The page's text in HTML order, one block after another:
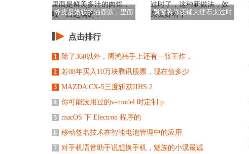
外皮是嫩软的油面筋，里面
飘窗装修还铺大理石太过时
点击排行
1 除了360以外，周鸿祎手上还有一张王炸，
2 若08年买入10万块腾讯股票，现在值多少
3 MAZDA CX-5三度斩获IIHS 2
4 你可能没用过的v-model 时定制 p
5 macOS 下 Electron 程序的
6 移动签名技术在智能电池管理中的应用
7 对手机语音助手说想换手机，魅族的小溪最诚